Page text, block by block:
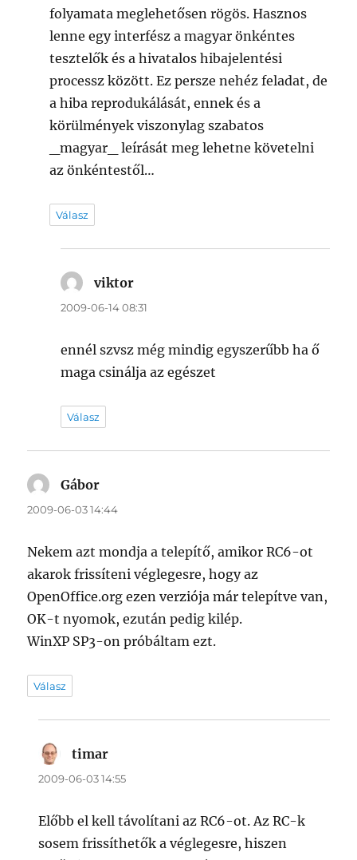
folyamata meglehetősen rögös. Hasznos
lenne egy interfész a magyar önkéntes
tesztelők és a hivatalos hibajelentési
processz között. Ez persze nehéz feladat, de
a hiba reprodukálását, ennek és a
körülmények viszonylag szabatos
_magyar_ leírását meg lehetne követelni
az önkéntestől…
Válasz
viktor
2009-06-14 08:31
ennél szvsz még mindig egyszerűbb ha ő
maga csinálja az egészet
Válasz
Gábor
2009-06-03 14:44
Nekem azt mondja a telepítő, amikor RC6-ot
akarok frissíteni véglegesre, hogy az
OpenOffice.org ezen verziója már telepítve van,
OK-t nyomok, ezután pedig kilép.
WinXP SP3-on próbáltam ezt.
Válasz
timar
2009-06-03 14:55
Előbb el kell távolítani az RC6-ot. Az RC-k
sosem frissíthetők a véglegesre, hiszen